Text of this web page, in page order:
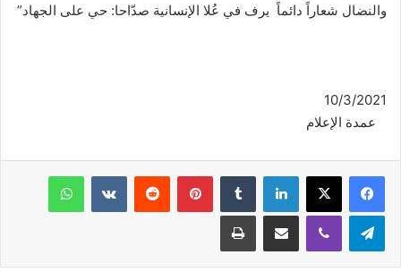
والنضال شعاراً دائماً يرف في عُلا الإنسانية صدّاحا: حي على الجهاد”
عمدة الإعلام
فيسبوك لينكدإن بينتيريست